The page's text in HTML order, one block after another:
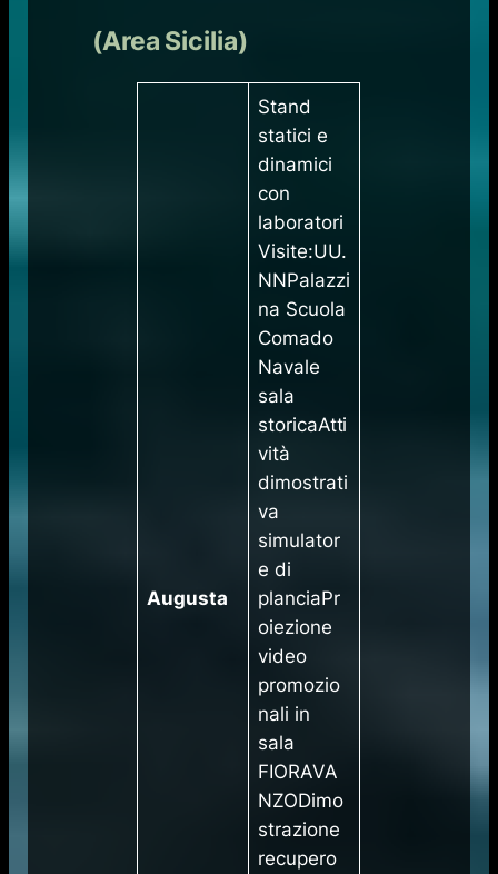
(Area Sicilia)
Augusta
​Stand
statici e
dinamici
con
laboratori
Visite:UU.
NNPalazzi
na Scuola
Comado
Navale
sala
storicaAtti
vità
dimostrati
va
simulator
e di
planciaPr
oiezione
video
promozio
nali in
sala
FIORAVA
NZODimo
strazione
recupero